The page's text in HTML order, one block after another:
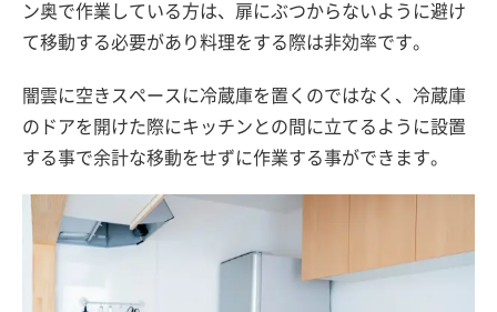
ン奥で作業している方は、扉にぶつからないように避け
て移動する必要があり料理をする際は非効率です。
闇雲に空きスペースに冷蔵庫を置くのではなく、冷蔵庫
のドアを開けた際にキッチンとの間に立てるように設置
する事で余計な移動をせずに作業する事ができます。